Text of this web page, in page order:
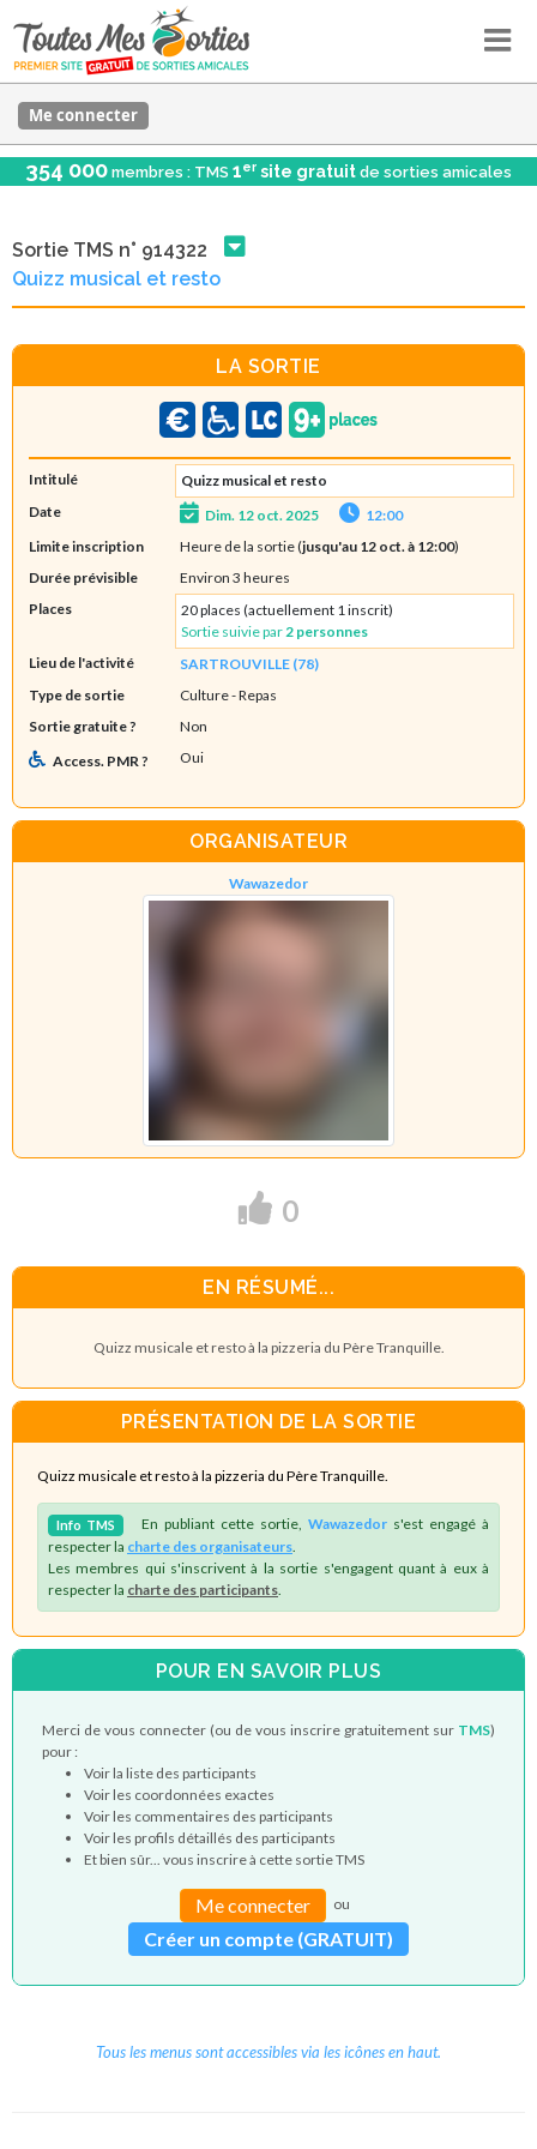
Me connecter
354 000 membres : TMS 1er site gratuit de sorties amicales
Sortie TMS n° 914322
Quizz musical et resto
LA SORTIE
Intitulé
Quizz musical et resto
Date
Dim. 12 oct. 2025
12:00
Limite inscription
Heure de la sortie (jusqu'au 12 oct. à 12:00)
Durée prévisible
Environ 3 heures
Places
20 places (actuellement 1 inscrit)
Sortie suivie par 2 personnes
Lieu de l'activité
SARTROUVILLE (78)
Type de sortie
Culture- Repas
Sortie gratuite ?
Non
Access. PMR ?
Oui
ORGANISATEUR
Wawazedor
0
EN RÉSUMÉ...
Quizz musicale et resto à la pizzeria du Père Tranquille.
PRÉSENTATION DE LA SORTIE
Quizz musicale et resto à la pizzeria du Père Tranquille.
Info TMS En publiant cette sortie, Wawazedor s'est engagé à
respecter la charte des organisateurs
Les membres qui s'inscrivent à la sortie s'engagent quant à eux à
respecter la charte des participants
POUR EN SAVOIR PLUS
Merci de vous connecter (ou de vous inscrire gratuitement sur TMS)
pour :
Voir la liste des participants
Voir les coordonnées exactes
Voir les commentaires des participants
Voir les profils détaillés des participants
Et bien sûr... vous inscrire à cette sortie TMS
Me connecter ou
Créer un compte (GRATUIT)
Tous les menus sont accessibles via les icônes en haut.